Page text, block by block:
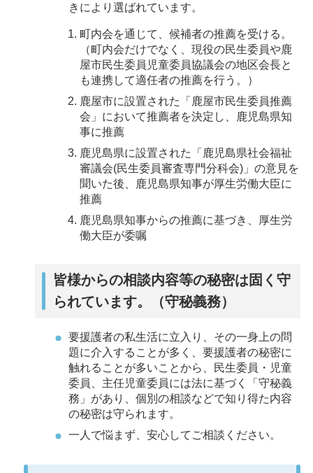
きにより選ばれています。
町内会を通じて、候補者の推薦を受ける。
（町内会だけでなく、現役の民生委員や鹿
屋市民生委員児童委員協議会の地区会長と
も連携して適任者の推薦を行う。）
鹿屋市に設置された「鹿屋市民生委員推薦
会」において推薦者を決定し、鹿児島県知
事に推薦
鹿児島県に設置された「鹿児島県社会福祉
審議会(民生委員審査専門分科会)」の意見を
聞いた後、鹿児島県知事が厚生労働大臣に
推薦
鹿児島県知事からの推薦に基づき、厚生労
働大臣が委嘱
皆様からの相談内容等の秘密は固く守
られています。（守秘義務）
要援護者の私生活に立入り、その一身上の問
題に介入することが多く、要援護者の秘密に
触れることが多いことから、民生委員・児童
委員、主任児童委員には法に基づく「守秘義
務」があり、個別の相談などで知り得た内容
の秘密は守られます。
一人で悩まず、安心してご相談ください。​​​